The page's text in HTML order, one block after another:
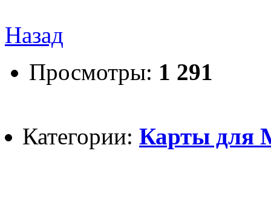
Назад
Просмотры: 1 291
Категории: Карты для